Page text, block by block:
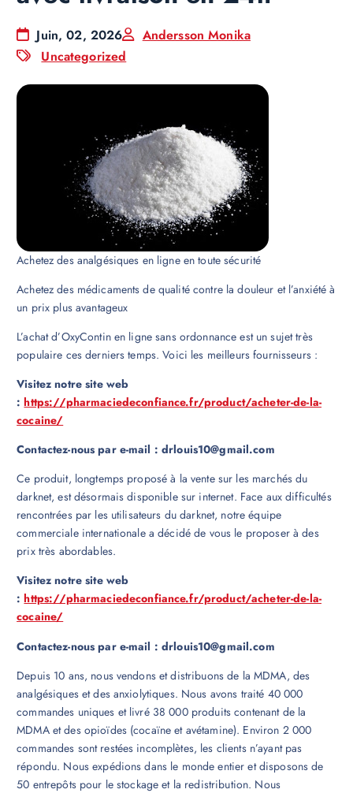
Juin, 02, 2026
Andersson Monika
Uncategorized
Achetez des analgésiques en ligne en toute sécurité
Achetez des médicaments de qualité contre la douleur et l’anxiété à
un prix plus avantageux
L’achat d’OxyContin en ligne sans ordonnance est un sujet très
populaire ces derniers temps. Voici les meilleurs fournisseurs :
Visitez notre site web
:https://pharmaciedeconfiance.fr/product/acheter-de-la-
cocaine/
Contactez-nous par e-mail : drlouis10@gmail.com
Ce produit, longtemps proposé à la vente sur les marchés du
darknet, est désormais disponible sur internet. Face aux difficultés
rencontrées par les utilisateurs du darknet, notre équipe
commerciale internationale a décidé de vous le proposer à des
prix très abordables.
Visitez notre site web
:https://pharmaciedeconfiance.fr/product/acheter-de-la-
cocaine/
Contactez-nous par e-mail : drlouis10@gmail.com
Depuis 10 ans, nous vendons et distribuons de la MDMA, des
analgésiques et des anxiolytiques. Nous avons traité 40 000
commandes uniques et livré 38 000 produits contenant de la
MDMA et des opioïdes (cocaïne et avétamine). Environ 2 000
commandes sont restées incomplètes, les clients n’ayant pas
répondu. Nous expédions dans le monde entier et disposons de
50 entrepôts pour le stockage et la redistribution. Nous